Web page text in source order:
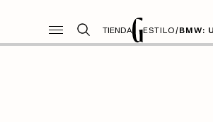
TIENDA ESTILO/BMW: